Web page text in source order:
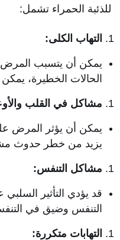
للذئبة الحمراء تشمل:
التهاب الكلى:
يمكن أن يتسبب
الحالات الخطيرة،
مشاكل في القلب
يمكن أن يؤثر المرض
يزيد من خطر حدوث
مشاكل التنفس:
قد يؤدي التأثير
التنفس وضيق في
التهابات متكررة: